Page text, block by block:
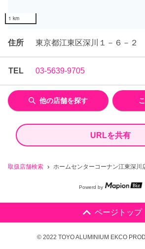
取扱店舗検索 ホームセンターコーナン江東深川
住所 東京都江東区深川１－６－２
TEL 03-5639-9705
他の店舗を探す
URLを共有
1 km
Powerd by
ページトップ
© 2022 TOYO ALUMINIUM EKCO